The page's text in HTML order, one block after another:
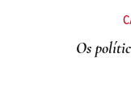
Santi Aldama,
Os